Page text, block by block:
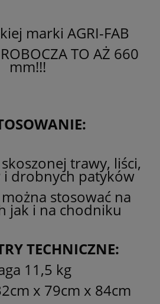
marki AGRI-FAB
TO AŻ 660
mm!!!
trawy, liści,
i drobnych patyków
stosować na
jak i na chodniku
TECHNICZNE:
11,5 kg
x 79cm x 84cm